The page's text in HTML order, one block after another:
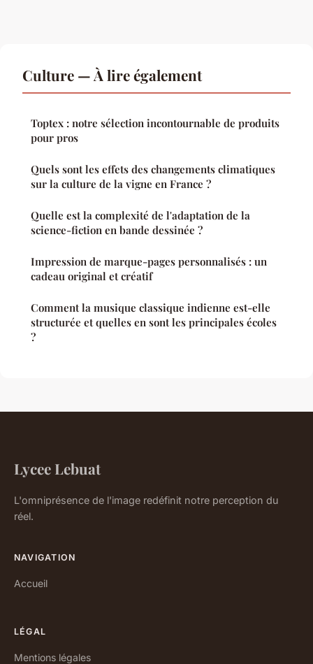
Culture — À lire également
Toptex : notre sélection incontournable de produits
pour pros
Quels sont les effets des changements climatiques
sur la culture de la vigne en France ?
Quelle est la complexité de l'adaptation de la
science-fiction en bande dessinée ?
Impression de marque-pages personnalisés : un
cadeau original et créatif
Comment la musique classique indienne est-elle
structurée et quelles en sont les principales écoles
?
Lycee Lebuat
L'omniprésence de l'image redéfinit notre perception du
réel.
NAVIGATION
Accueil
LÉGAL
Mentions légales